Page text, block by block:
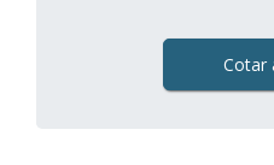
Cotar